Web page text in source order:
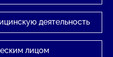
деятельность
лицом